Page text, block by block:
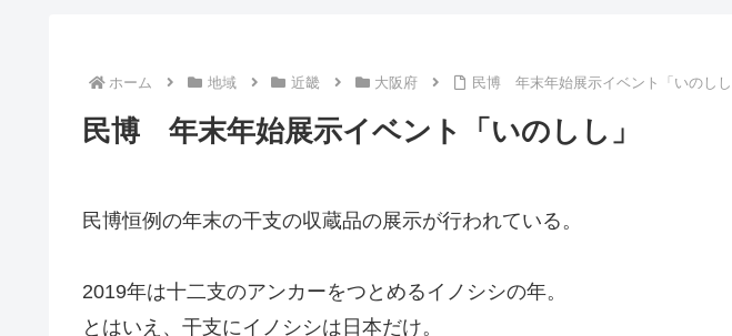
ホーム 地域 近畿 大阪府 民博 年末年始展示イベント「いのしし
民博 年末年始展示イベント「いのしし」
民博恒例の年末の干支の収蔵品の展示が行われている。
2019年は十二支のアンカーをつとめるイノシシの年。
とはいえ、干支にイノシシは日本だけ。